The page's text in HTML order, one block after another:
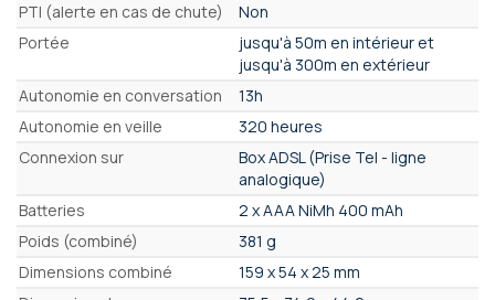
PTI (alerte en cas de chute)
Non
Portée
jusqu'à 50m en intérieur et
jusqu'à 300m en extérieur
Autonomie en conversation
13h
Autonomie en veille
320 heures
Connexion sur
Box ADSL (Prise Tel - ligne
analogique)
Batteries
2 x AAA NiMh 400 mAh
Poids (combiné)
381 g
Dimensions combiné
159 x 54 x 25 mm